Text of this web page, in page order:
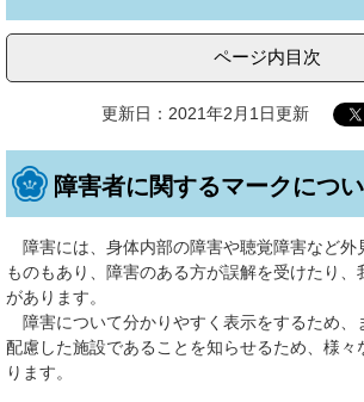
ページ内目次
更新日：2021年2月1日更新
障害者に関するマークにつ
障害には、身体内部の障害や聴覚障害など外
ものもあり、障害のある方が誤解を受けたり
があります。
障害について分かりやすく表示をするため、
配慮した施設であることを知らせるため、様々
ります。